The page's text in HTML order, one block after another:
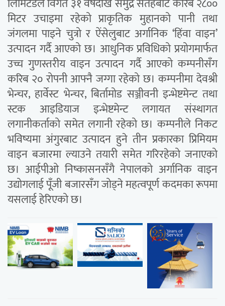
लिमिटेडले विगत ३१ वर्षदेखि समुद्र सतहबाट करिब २८००
मिटर उचाइमा रहेको प्राकृतिक मुहानको पानी तथा
जंगलमा पाइने चुत्रो र ऐंसेलुबाट अर्गानिक ‘हिंवा वाइन’
उत्पादन गर्दै आएको छ। आधुनिक प्रविधिको प्रयोगमार्फत
उच्च गुणस्तरीय वाइन उत्पादन गर्दै आएको कम्पनीसँग
करिब २० रोपनी आफ्नै जग्गा रहेको छ। कम्पनीमा देवश्री
भेन्चर, हार्वेस्ट भेन्चर, बिर्तामोड सञ्जीवनी इन्भेष्टमेन्ट तथा
स्टक आइडियाज इन्भेष्टमेन्ट लगायत संस्थागत
लगानीकर्ताको समेत लगानी रहेको छ। कम्पनीले निकट
भविष्यमा अंगुरबाट उत्पादन हुने तीन प्रकारका प्रिमियम
वाइन बजारमा ल्याउने तयारी समेत गरिरहेको जनाएको
छ। आईपीओ निष्कासनसँगै नेपालको अर्गानिक वाइन
उद्योगलाई पूँजी बजारसँग जोड्ने महत्वपूर्ण कदमका रूपमा
यसलाई हेरिएको छ।